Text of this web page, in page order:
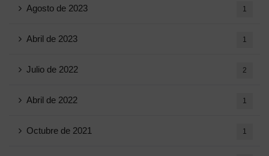
Agosto de 2023 1
Abril de 2023 1
Julio de 2022 2
Abril de 2022 1
Octubre de 2021 1